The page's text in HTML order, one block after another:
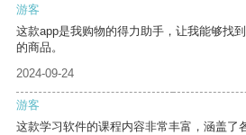
游客
这款app是我购物的得力助手，让我能够找
的商品。
2024-09-24
游客
这款学习软件的课程内容非常丰富，涵盖了